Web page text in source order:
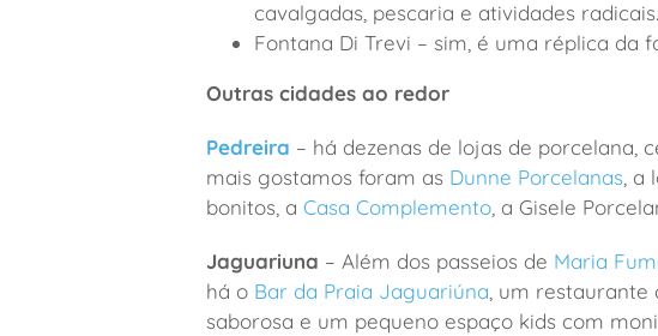
cavalgadas, pescaria e atividades radicais.
Fontana Di Trevi – sim, é uma réplica da
Outras cidades ao redor
Pedreira – há dezenas de lojas de porcelana,
mais gostamos foram as Dunne Porcelanas, a
bonitos, a Casa Complemento, a Gisele
Jaguariuna – Além dos passeios de Maria
há o Bar da Praia Jaguariúna , um
saborosa e um pequeno espaço kids com